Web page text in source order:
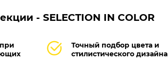
- SELECTION IN COLOR
Точный подбор цвета и
стилистического дизайна